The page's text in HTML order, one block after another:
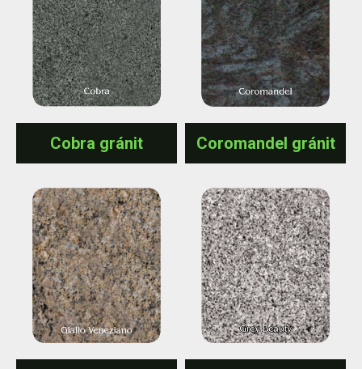
Cobra gránit Coromandel gránit